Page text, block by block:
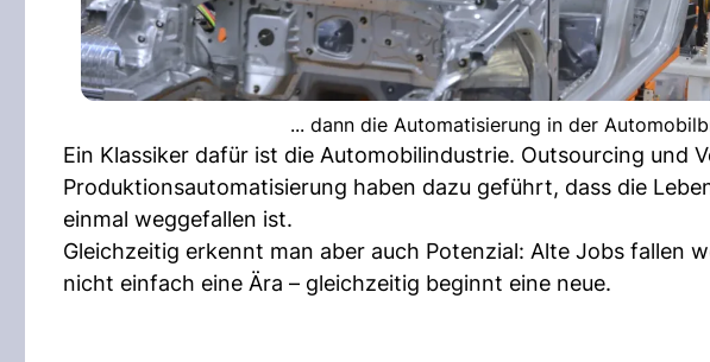
... dann die Automatisierung in der
Ein Klassiker dafür ist die Automobilindustrie. Outsourcing und
Produktionsautomatisierung haben dazu geführt, dass die
einmal weggefallen ist.
Gleichzeitig erkennt man aber auch Potenzial: Alte Jobs fallen
nicht einfach eine Ära – gleichzeitig beginnt eine neue.